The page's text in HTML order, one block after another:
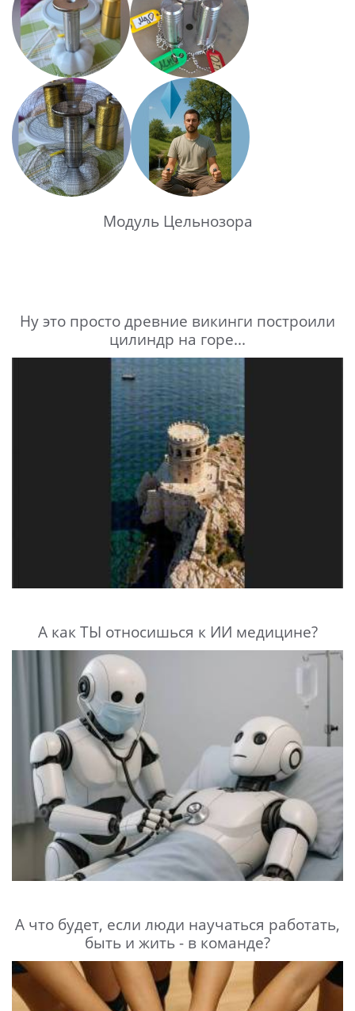
Модуль Цельнозора
Ну это просто древние викинги построили
цилиндр на горе...
А как ТЫ относишься к ИИ медицине?
А что будет, если люди научаться работать,
быть и жить - в команде?